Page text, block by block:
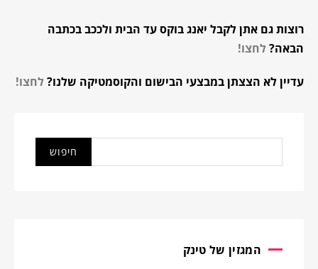
רוצות גם אתן לקבל יאנג בוקס עד הבית ולככב בכתבה
הבאה? לחצו!
עדיין לא הצצתן במבצעי הבישום והקוסמטיקה שלנו? לחצו!
המגזין של טינק